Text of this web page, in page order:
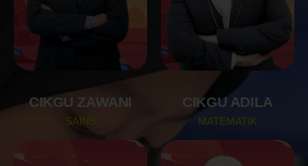
CIKGU ZAWANI
SAINS
CIKGU ADILA
MATEMATIK